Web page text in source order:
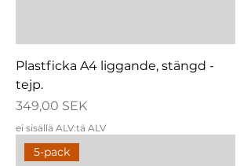
Plastficka A4 liggande, stängd -
tejp.
Hinta
349,00 SEK
ei sisällä ALV:tä ALV
5-pack